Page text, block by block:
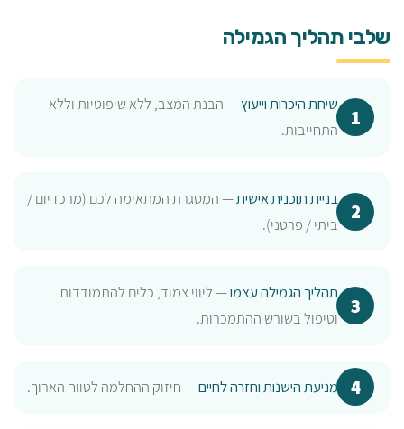
שלבי תהליך הגמילה
שיחת היכרות וייעוץ— הבנת המצב, ללא שיפוטיות וללא
התחייבות.
בניית תוכנית אישית— המסגרת המתאימה לכם (מרכז יום /
ביתי / פרטני).
תהליך הגמילה עצמו— ליווי צמוד, כלים להתמודדות
וטיפול בשורש ההתמכרות.
מניעת הישנות וחזרה לחיים— חיזוק ההחלמה לטווח הארוך.